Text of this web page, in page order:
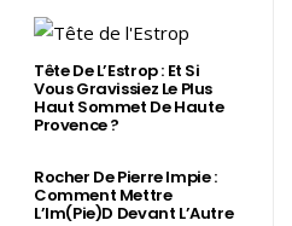
Tête De L’Estrop : Et Si
Vous Gravissiez Le Plus
Haut Sommet De Haute
Provence ?
Rocher De Pierre Impie :
Comment Mettre
L’Im(Pie)d Devant L’Autre